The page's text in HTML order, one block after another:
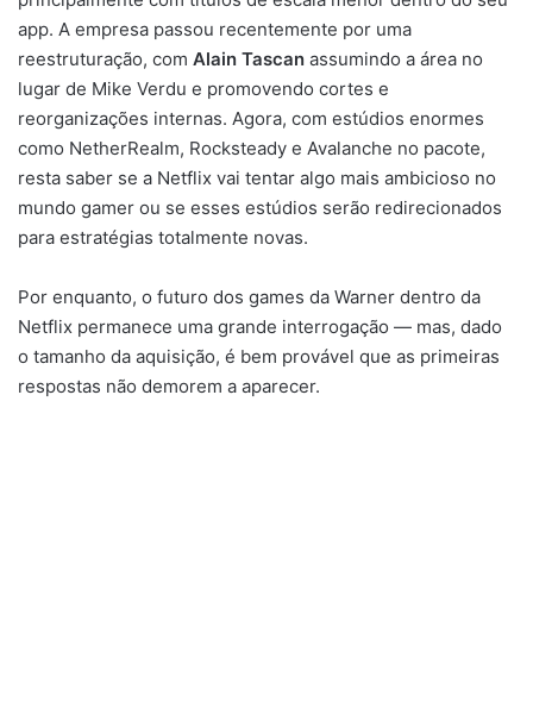
app. A empresa passou recentemente por uma
reestruturação, com Alain Tascan assumindo a área no
lugar de Mike Verdu e promovendo cortes e
reorganizações internas. Agora, com estúdios enormes
como NetherRealm, Rocksteady e Avalanche no pacote,
resta saber se a Netflix vai tentar algo mais ambicioso no
mundo gamer ou se esses estúdios serão redirecionados
para estratégias totalmente novas.
Por enquanto, o futuro dos games da Warner dentro da
Netflix permanece uma grande interrogação — mas, dado
o tamanho da aquisição, é bem provável que as primeiras
respostas não demorem a aparecer.